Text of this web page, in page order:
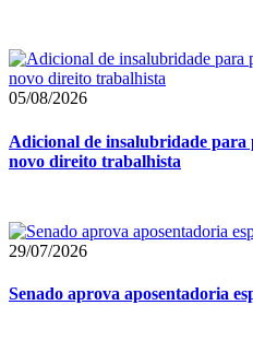
05/08/2026
Adicional de insalubridade para
novo direito trabalhista
29/07/2026
Senado aprova aposentadoria